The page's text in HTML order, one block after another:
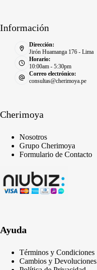
Información
Dirección:
Jirón Huamanga 176 - Lima
Horario:
10:00am - 5:30pm
Correo electrónico:
consultas@cherimoya.pe
Cherimoya
Nosotros
Grupo Cherimoya
Formulario de Contacto
Ayuda
Términos y Condiciones
Cambios y Devoluciones